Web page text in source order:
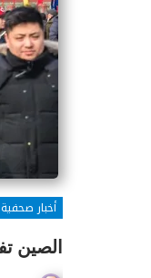
أخبار صحفية
الصين